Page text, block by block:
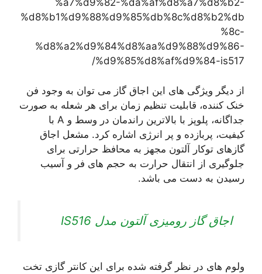
%a7%d9%82-%da%af%d8%a7%d8%b2-
%d8%b1%d9%88%d9%85%db%8c%d8%b2%db
%8c-
%d8%a2%d9%84%d8%aa%d9%88%d9%86-
%d9%85%d8%af%d9%84-is517/
از دیگر ویژگی های این اجاق گاز می توان به وجود فن
خنک کننده، قابلیت تنظیم زمان برای هر شعله به صورت
جداگانه، پلوپز با بالاترین راندمان در وسط و A با
کیفیت، پربازده و پر انرژی اشاره کرد. مشعل اجاق
گازهای توکار آلتون مجهز به محافظ حرارتی برای
جلوگیری از انتقال حرارت به حجم های فر و آسیب
رسیدن به دست می باشد.
اجاق گاز رومیزی آلتون مدل IS516
ولوم های در نظر گرفته شده برای این کانتر گازی تخت